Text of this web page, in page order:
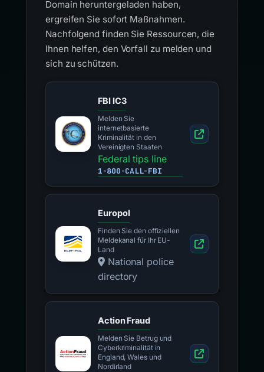
Domain heruntergeladen haben,
ergreifen Sie sofort Maßnahmen.
Nachfolgend finden Sie Ressourcen, die
Ihnen helfen, den Vorfall zu melden und
sich zu schützen.
FBI IC3
Melden Sie
internetbasierte
Kriminalität in den
Vereinigten Staaten
Federal tips line
1-800-CALL-FBI
Europol
Finden Sie den offiziellen
Meldekanal für Ihr EU-
Land
National police
directory
Action Fraud
Melden Sie Betrug und
Cyberkriminalität in
England, Wales und
Nordirland